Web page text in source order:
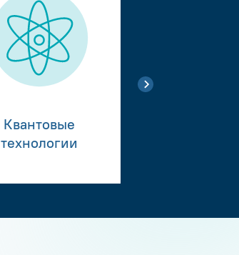
Квантовые
технологии